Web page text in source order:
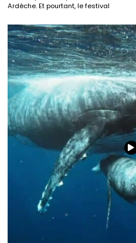
Ardèche. Et pourtant, le festival